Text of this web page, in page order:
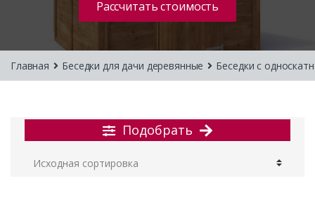
Рассчитать стоимость
Главная Беседки для дачи деревянные Беседки с
Подобрать